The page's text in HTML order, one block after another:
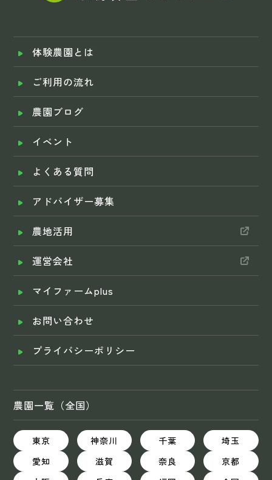
体験農園とは
ご利用の流れ
農園ブログ
イベント
よくある質問
アドバイザー募集
農地活用
運営会社
マイファームplus
お問い合わせ
プライバシーポリシー
農園一覧（全国）
東京 神奈川 千葉
埼玉
愛知
滋賀 奈良
京都